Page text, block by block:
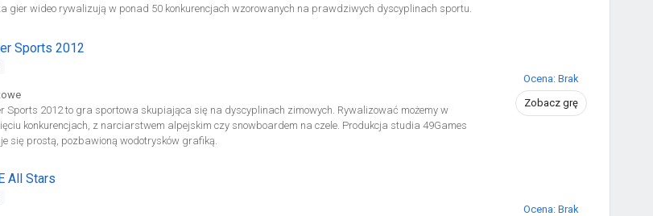
gier wideo rywalizują w ponad 50 konkurencjach wzorowanych na prawdziwych dyscyplinach sportu.
Sports 2012
Sports 2012 to gra sportowa skupiająca się na dyscyplinach zimowych. Rywalizować możemy w
konkurencjach, z narciarstwem alpejskim czy snowboardem na czele. Produkcja studia 49Games
się prostą, pozbawioną wodotrysków grafiką.
Ocena: Brak
Zobacz grę
All Stars
Ocena: Brak